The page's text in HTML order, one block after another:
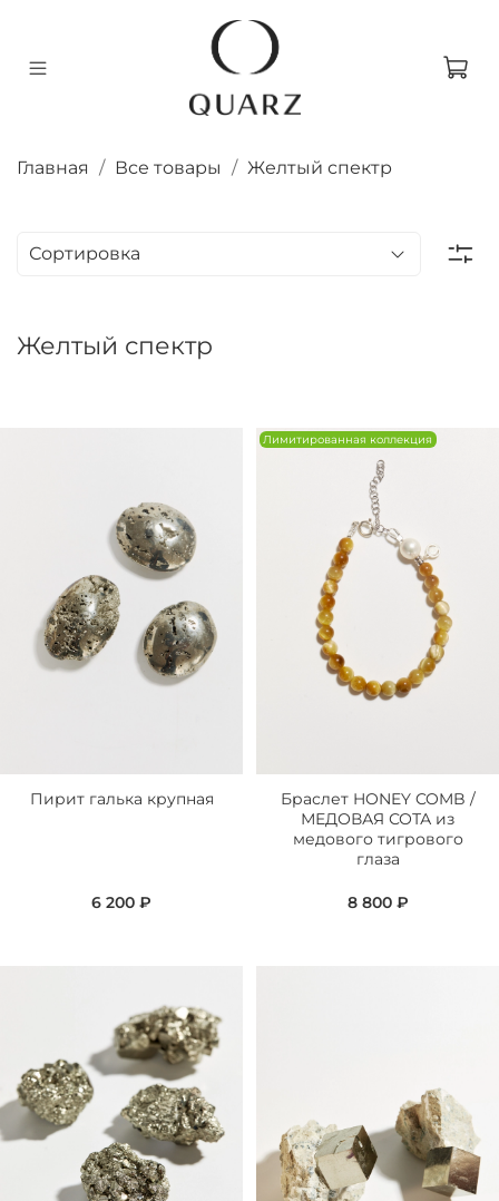
Главная Все товары Желтый спектр
Желтый спектр
Пирит галька крупная
6 200 ₽
Лимитированная коллекция
Браслет HONEY COMB /
МЕДОВАЯ СОТА из
медового тигрового
глаза
8 800 ₽